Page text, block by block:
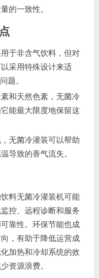
的一致性。
于非含气饮料，但对
采用特殊设计来适
题。
和天然色素，无菌冷
能最大限度地保留这
无菌冷灌装可以帮助
导致的香气流失。
料无菌冷灌装机可能
控、远程诊断和服务
靠性。环保节能也成
，有助于降低运营成
加热和冷却系统的效
资源浪费。